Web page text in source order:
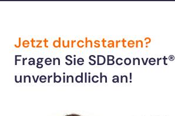
Jetzt durchstarten?
Fragen Sie SDBconvert®
unverbindlich an!